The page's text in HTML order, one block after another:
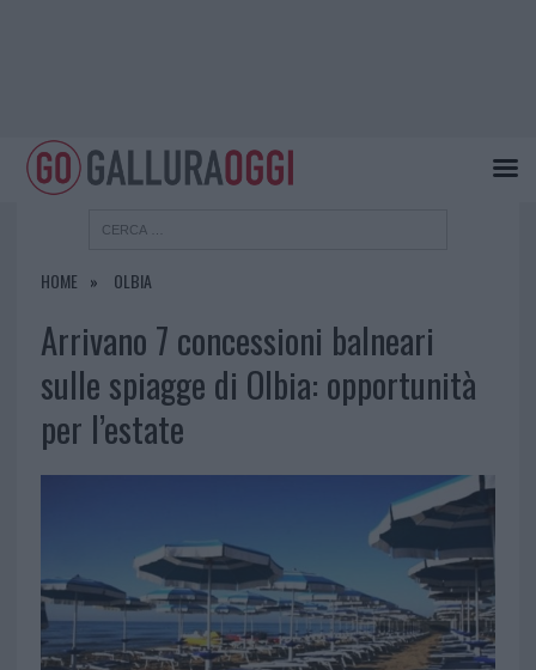
HOME OLBIA
Arrivano 7 concessioni balneari
sulle spiagge di Olbia: opportunità
per l’estate